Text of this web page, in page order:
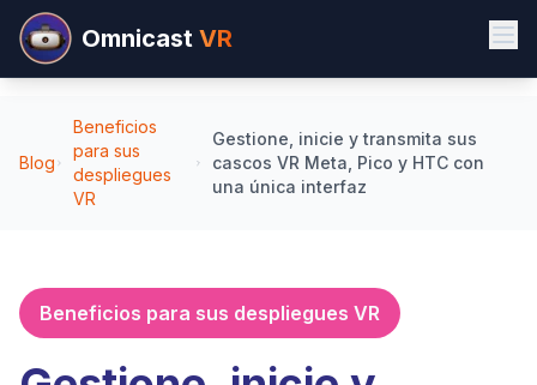
Omnicast VR
Blog
Beneficios
para sus
despliegues
VR
Gestione, inicie y transmita sus
cascos VR Meta, Pico y HTC con
una única interfaz
Beneficios para sus despliegues VR